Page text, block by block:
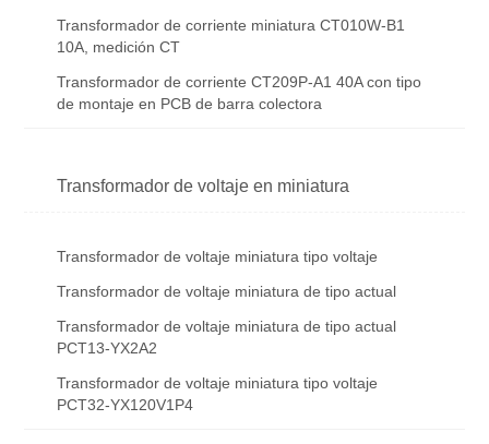
Transformador de corriente miniatura CT010W-B1
10A, medición CT
Transformador de corriente CT209P-A1 40A con tipo
de montaje en PCB de barra colectora
Transformador de voltaje en miniatura
Transformador de voltaje miniatura tipo voltaje
Transformador de voltaje miniatura de tipo actual
Transformador de voltaje miniatura de tipo actual
PCT13-YX2A2
Transformador de voltaje miniatura tipo voltaje
PCT32-YX120V1P4